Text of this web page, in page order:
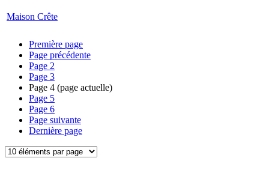
Maison Crête
Première page
Page précédente
Page 2
Page 3
Page 4 (page actuelle)
Page 5
Page 6
Page suivante
Dernière page